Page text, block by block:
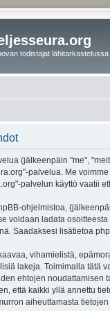
todistajat lähitarkastelussa
(jälkeenpäin "me",
palvelua. Me
palvelun käyttö vaatii
ohjelmistoa,
voidaan ladata osoitteesta
Saadaksesi lisätietoa
vihamielistä,
lakeja. Toimimalla tätä
ehtojen noudattamisen
että kaikki yllä annettu
aiheuttamasta